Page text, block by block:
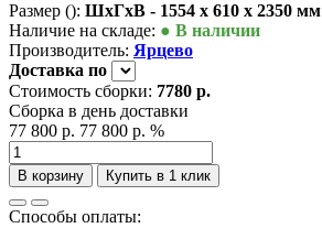
Размер (): ШxГxВ - 1554 x 610 x 2350 мм
Наличие на складе: ● В наличии
Производитель: Ярцево
Доставка по
Стоимость сборки: 7780 р.
Сборка в день доставки
77 800 р. 77 800 р. %
В корзину Купить в 1 клик
Способы оплаты: